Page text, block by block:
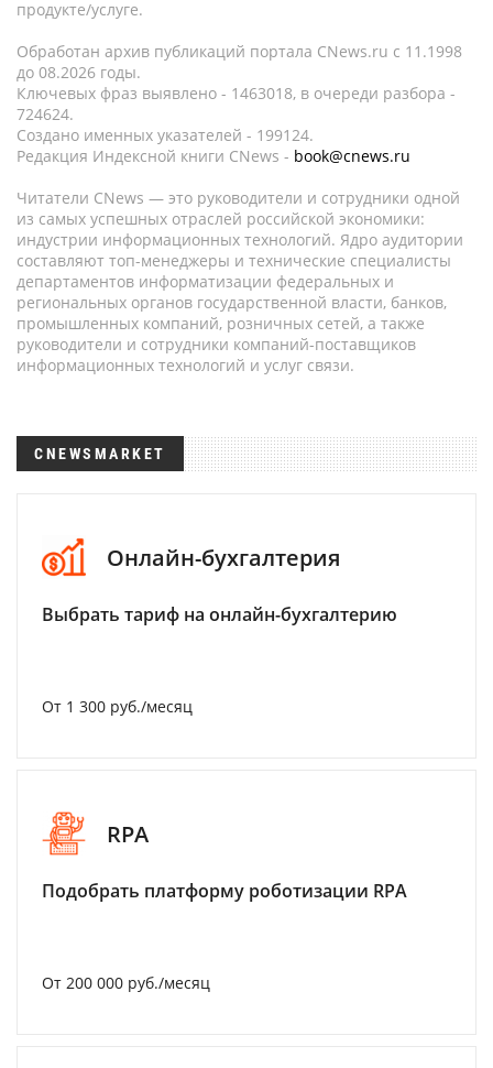
продукте/услуге.
Обработан архив публикаций портала CNews.ru c 11.1998
до 08.2026 годы.
Ключевых фраз выявлено - 1463018, в очереди разбора -
724624.
Создано именных указателей - 199124.
Редакция Индексной книги CNews - book@cnews.ru
Читатели CNews — это руководители и сотрудники одной
из самых успешных отраслей российской экономики:
индустрии информационных технологий. Ядро аудитории
составляют топ-менеджеры и технические специалисты
департаментов информатизации федеральных и
региональных органов государственной власти, банков,
промышленных компаний, розничных сетей, а также
руководители и сотрудники компаний-поставщиков
информационных технологий и услуг связи.
CNEWSMARKET
Онлайн-бухгалтерия
Выбрать тариф на онлайн-бухгалтерию
От 1 300 руб./месяц
RPA
Подобрать платформу роботизации RPA
От 200 000 руб./месяц